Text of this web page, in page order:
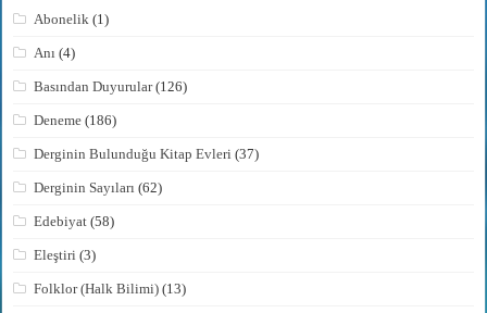
Abonelik (1)
Anı (4)
Basından Duyurular(126)
Deneme (186)
Derginin Bulunduğu Kitap Evleri (37)
Derginin Sayıları (62)
Edebiyat (58)
Eleştiri (3)
Folklor (Halk Bilimi) (13)